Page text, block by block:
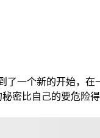
一个新的开始，在
密比自己的要危险